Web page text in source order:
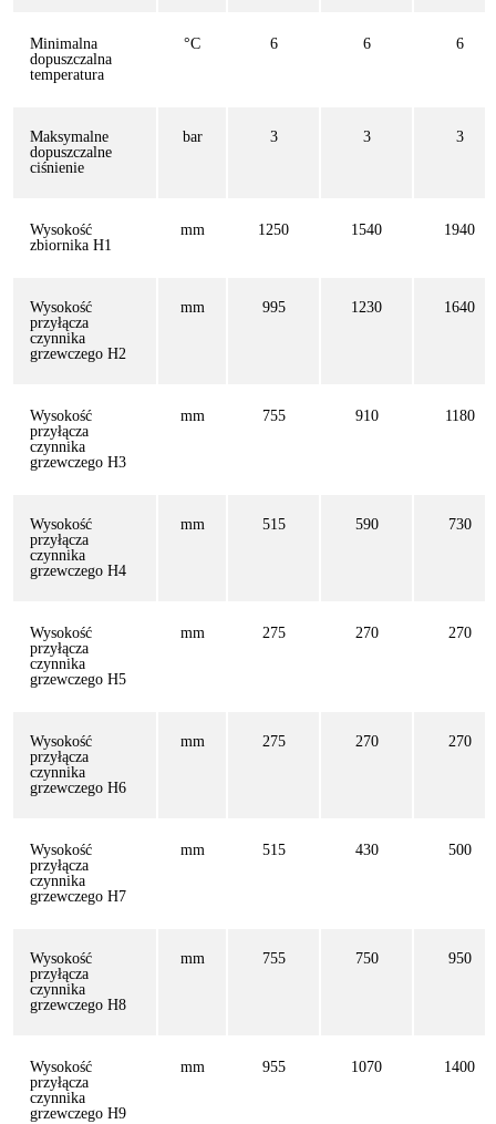
Minimalna
dopuszczalna
temperatura
°C 6 6 6
Maksymalne
dopuszczalne
ciśnienie
bar 3 3 3
Wysokość
zbiornika H1
mm 1250 1540 1940
Wysokość
przyłącza
czynnika
grzewczego H2
mm 995 1230 1640
Wysokość
przyłącza
czynnika
grzewczego H3
mm 755 910 1180
Wysokość
przyłącza
czynnika
grzewczego H4
mm 515 590 730
Wysokość
przyłącza
czynnika
grzewczego H5
mm 275 270 270
Wysokość
przyłącza
czynnika
grzewczego H6
mm 275 270 270
Wysokość
przyłącza
czynnika
grzewczego H7
mm 515 430 500
Wysokość
przyłącza
czynnika
grzewczego H8
mm 755 750 950
Wysokość
przyłącza
czynnika
grzewczego H9
mm 955 1070 1400